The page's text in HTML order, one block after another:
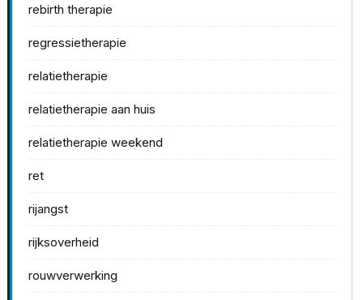
rebirth therapie
regressietherapie
relatietherapie
relatietherapie aan huis
relatietherapie weekend
ret
rijangst
rijksoverheid
rouwverwerking